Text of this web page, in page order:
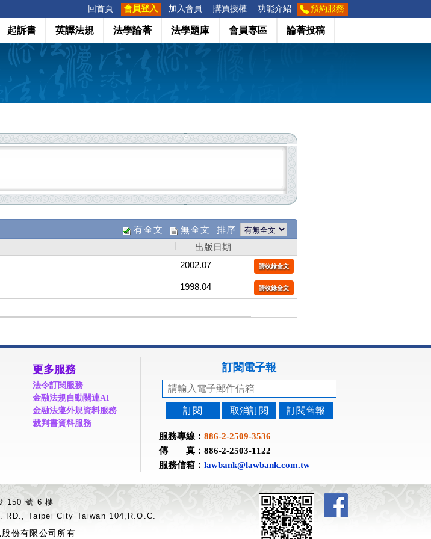
回首頁 會員登入 加入會員 購買授權 功能介紹 預約服務
起訴書 英譯法規 法學論著 法學題庫 會員專區 論著投稿
有全文 無全文 排序
出版日期
2002.07 請收錄全文
1998.04 請收錄全文
更多服務
法令訂閱服務
金融法規自動關連AI
金融法遵外規資料服務
裁判書資料服務
訂閱電子報
訂閱 取消訂閱 訂閱舊報
服務專線： 886-2-2509-3536
傳 真：886-2-2503-1122
服務信箱： lawbank@lawbank.com.tw
150 號 6 樓
RD., Taipei City Taiwan 104,R.O.C.
份有限公司所有